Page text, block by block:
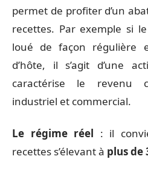
permet de profiter d’un
recettes. Par exemple si
loué de façon régulière
d’hôte, il s’agit d’une
caractérise le revenu
industriel et commercial.
Le régime réel : il
recettes s’élevant à plus de